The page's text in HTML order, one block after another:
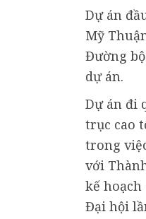
Dự án
Mỹ
Đường
dự án.
Dự án đi
trục cao
trong
với
kế hoạch
Đại hội